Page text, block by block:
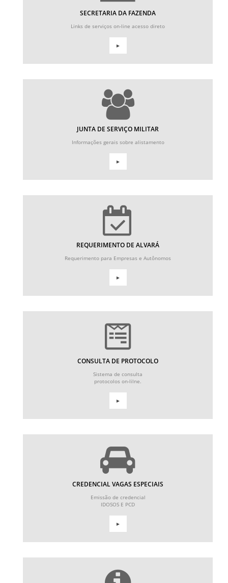
SECRETARIA DA FAZENDA
Links de serviços on-line acesso direto
►
JUNTA DE SERVIÇO MILITAR
Informações gerais sobre alistamento
►
REQUERIMENTO DE ALVARÁ
Requerimento para Empresas e Autônomos
►
CONSULTA DE PROTOCOLO
Sistema de consulta
protocolos on-lilne.
►
CREDENCIAL VAGAS ESPECIAIS
Emissão de credencial
IDOSOS E PCD
►